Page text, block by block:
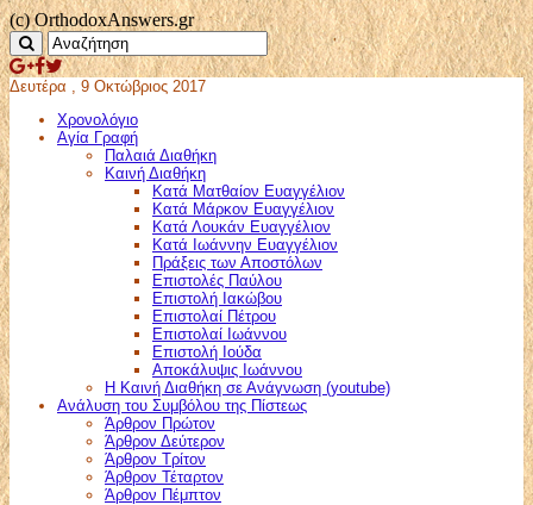
(c) OrthodoxAnswers.gr
Δευτέρα , 9 Οκτώβριος 2017
Χρονολόγιο
Αγία Γραφή
Παλαιά Διαθήκη
Καινή Διαθήκη
Κατά Ματθαίον Ευαγγέλιον
Κατά Μάρκον Ευαγγέλιον
Κατά Λουκάν Ευαγγέλιον
Κατά Ιωάννην Ευαγγέλιον
Πράξεις των Αποστόλων
Επιστολές Παύλου
Επιστολή Ιακώβου
Επιστολαί Πέτρου
Επιστολαί Ιωάννου
Επιστολή Ιούδα
Αποκάλυψις Ιωάννου
Η Καινή Διαθήκη σε Ανάγνωση (youtube)
Ανάλυση του Συμβόλου της Πίστεως
Άρθρον Πρώτον
Άρθρον Δεύτερον
Άρθρον Τρίτον
Άρθρον Τέταρτον
Άρθρον Πέμπτον